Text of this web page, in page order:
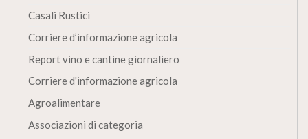
Casali Rustici
Corriere d’informazione agricola
Report vino e cantine giornaliero
Corriere d'informazione agricola
Agroalimentare
Associazioni di categoria